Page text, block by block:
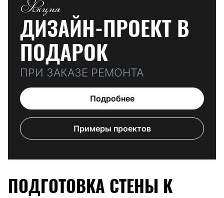
Акция
ДИЗАЙН-ПРОЕКТ В
ПОДАРОК
ПРИ ЗАКАЗЕ РЕМОНТА
Подробнее
Примеры проектов
ПОДГОТОВКА СТЕНЫ К